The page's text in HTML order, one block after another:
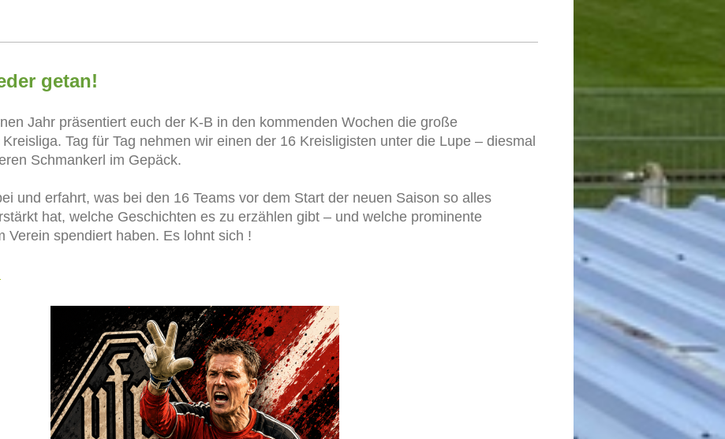
getan!
Jahr präsentiert euch der K-B in den kommenden Wochen die große
Tag für Tag nehmen wir einen der 16 Kreisligisten unter die Lupe – diesmal
Schmankerl im Gepäck.
und erfahrt, was bei den 16 Teams vor dem Start der neuen Saison so alles
hat, welche Geschichten es zu erzählen gibt – und welche prominente
Verein spendiert haben. Es lohnt sich !